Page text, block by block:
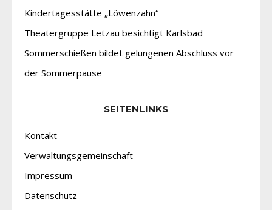
Kindertagesstätte „Löwenzahn“
Theatergruppe Letzau besichtigt Karlsbad
Sommerschießen bildet gelungenen Abschluss vor
der Sommerpause
SEITENLINKS
Kontakt
Verwaltungsgemeinschaft
Impressum
Datenschutz